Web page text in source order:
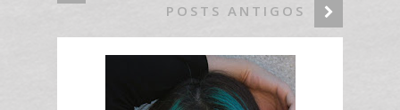
POSTS ANTIGOS